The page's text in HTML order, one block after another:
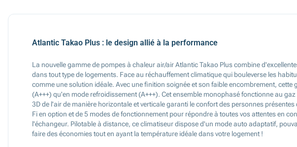
Atlantic Takao Plus : le design allié à la performance
La nouvelle gamme de pompes à chaleur air/air Atlantic Takao Plus combine
dans tout type de logements. Face au réchauffement climatique qui bouleverse les
comme une solution idéale. Avec une finition soignée et son faible encombrement,
(A+++) qu'en mode refroidissement (A+++). Cet ensemble monophasé fonctionne au
3D de l'air de manière horizontale et verticale garanti le confort des personnes
Fi en option et de 5 modes de fonctionnement pour répondre à toutes vos attentes en
l'échangeur. Pilotable à distance, ce climatiseur dispose d'un mode auto adaptatif,
faire des économies tout en ayant la température idéale dans votre logement !